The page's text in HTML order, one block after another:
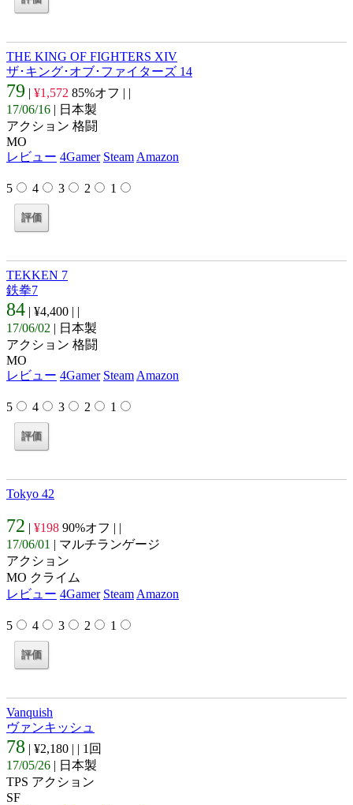
THE KING OF FIGHTERS XIV
ザ･キング･オブ･ファイターズ 14
79 | ¥1,572 85%オフ | |
17/06/16 | 日本製
アクション 格闘
MO
レビュー 4Gamer Steam Amazon
5 4 3 2 1
TEKKEN 7
鉄拳7
84 | ¥4,400 | |
17/06/02 | 日本製
アクション 格闘
MO
レビュー 4Gamer Steam Amazon
5 4 3 2 1
Tokyo 42
72 | ¥198 90%オフ | |
17/06/01 | マルチランゲージ
アクション
MO クライム
レビュー 4Gamer Steam Amazon
5 4 3 2 1
Vanquish
ヴァンキッシュ
78 | ¥2,180 | | 1回
17/05/26 | 日本製
TPS アクション
SF